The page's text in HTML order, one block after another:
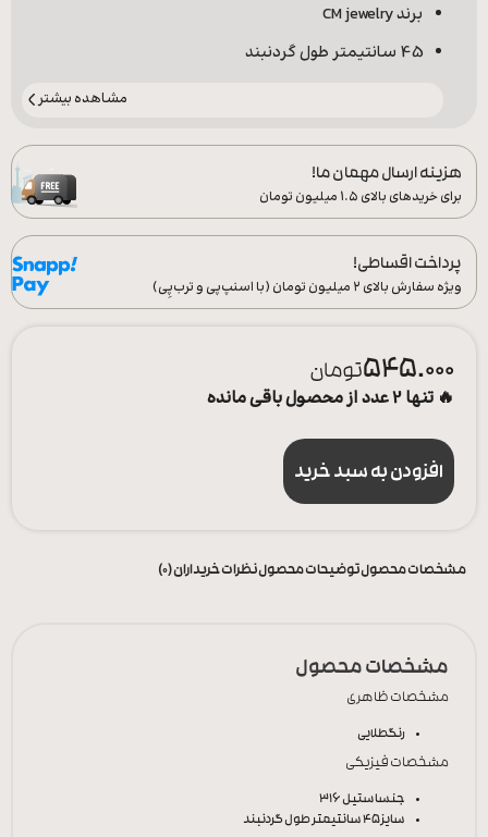
برند CM jewelry
45 سانتیمتر طول گردنبند
مشاهده بیشتر
هزینه ارسال مهمان ما!
برای خریدهای بالای ۱.۵ میلیون تومان
پرداخت اقساطی!
ویژه سفارش‌ بالای ۲ میلیون تومان (با اسنپ‌پی و ترب‌پِی)
545.000تومان
🔥 تنها 2 عدد از محصول باقی مانده
افزودن به سبد خرید
مشخصات محصولتوضیحات محصولنظرات خریداران (0)
مشخصات محصول
مشخصات ظاهری
رنگطلایی
مشخصات فیزیکی
جنساستیل 316
سایز45 سانتیمتر طول گردنبند